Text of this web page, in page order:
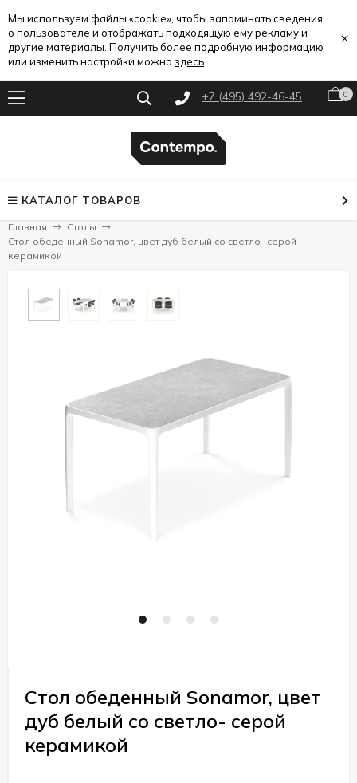
Мы используем файлы «cookie», чтобы запоминать сведения
о пользователе и отображать подходящую ему рекламу и
другие материалы. Получить более подробную информацию
или изменить настройки можно здесь
×
+7 (495) 492-46-45 0
КАТАЛОГ ТОВАРОВ
Главная
Столы
Стол обеденный Sonamor, цвет дуб белый со светло- серой
керамикой
Стол обеденный Sonamor, цвет
дуб белый со светло- серой
керамикой